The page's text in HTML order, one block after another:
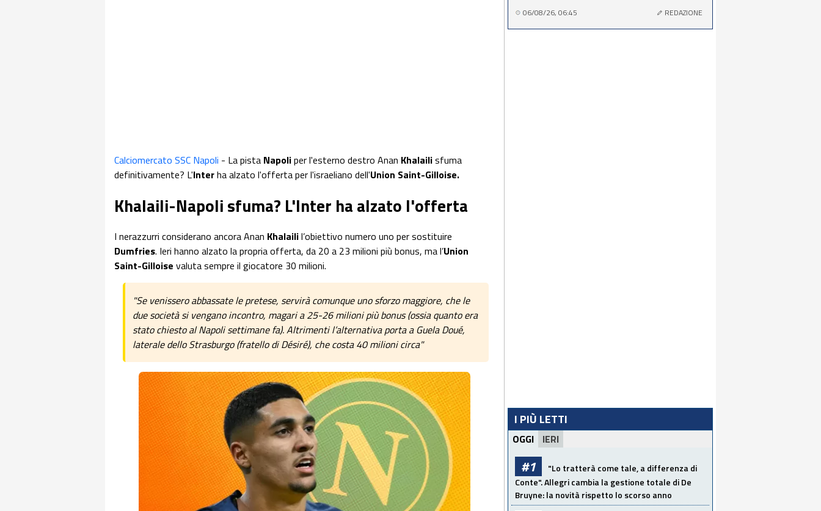
Calciomercato SSC Napoli - La pista Napoliper l'esterno destro Anan Khalailisfuma
definitivamente? L'Interha alzato l'offerta per l'israeliano dell'Union Saint-Gilloise.
Khalaili-Napoli sfuma? L'Inter ha alzato l'offerta
I nerazzurri considerano ancora Anan Khalailil’obiettivo numero uno per sostituire
Dumfries. Ieri hanno alzato la propria offerta, da 20 a 23 milioni più bonus, ma l’Union
Saint-Gilloise valuta sempre il giocatore 30 milioni.
"Se venissero abbassate le pretese, servirà comunque uno sforzo maggiore, che le
due società si vengano incontro, magari a 25-26 milioni più bonus (ossia quanto era
stato chiesto al Napoli settimane fa). Altrimenti l’alternativa porta a Guela Doué,
laterale dello Strasburgo (fratello di Désiré), che costa 40 milioni circa"
06/08/26, 06:45 REDAZIONE
I PIÙ LETTI
OGGI IERI
#1
"Lo tratterà come tale, a differenza di
Conte". Allegri cambia la gestione totale di De
Bruyne: la novità rispetto lo scorso anno